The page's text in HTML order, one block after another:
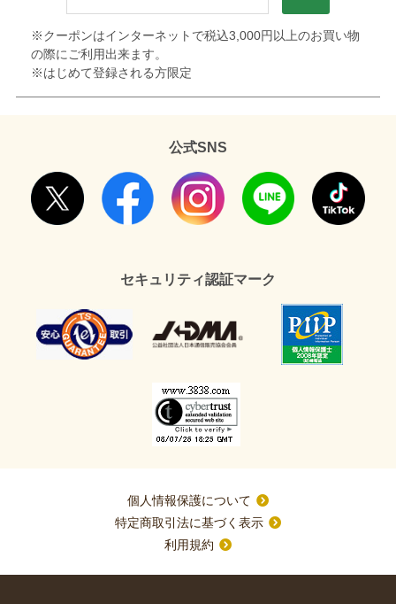
※クーポンはインターネットで税込3,000円以上のお買い物
の際にご利用出来ます。
※はじめて登録される方限定
公式SNS
セキュリティ認証マーク
個人情報保護について
特定商取引法に基づく表示
利用規約